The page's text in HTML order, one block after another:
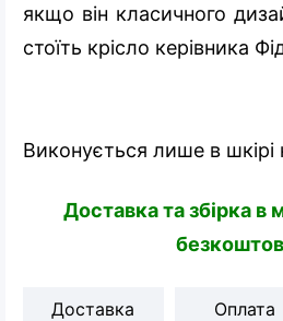
якщо він класичного
стоїть крісло керівника
Виконується лише в
Доставка та збірка
Доставка Оплата